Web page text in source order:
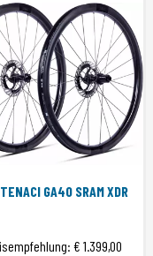
Toepassen
GA40 SRAM XDR
€ 1.399,00